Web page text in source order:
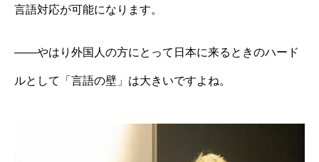
言語対応が可能になります。
——やはり外国人の方にとって日本に来るときのハード
ルとして「言語の壁」は大きいですよね。